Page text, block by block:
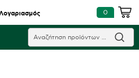
Λογαριασμός 0